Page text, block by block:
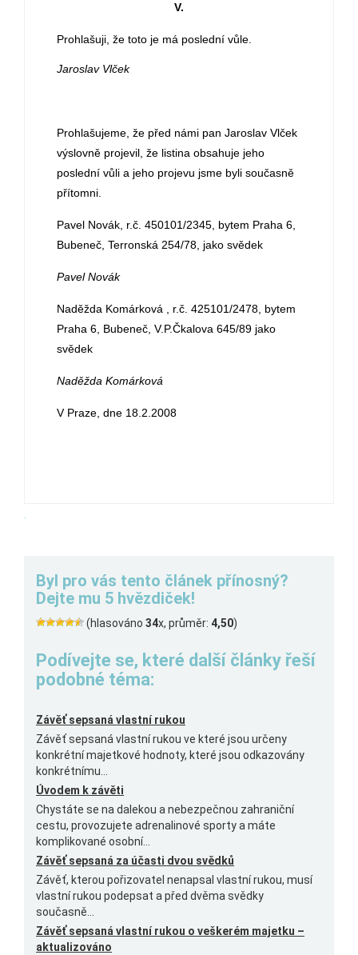
V.
Prohlašuji, že toto je má poslední vůle.
Jaroslav Vlček
Prohlašujeme, že před námi pan Jaroslav Vlček
výslovně projevil, že listina obsahuje jeho
poslední vůli a jeho projevu jsme byli současně
přítomni.
Pavel Novák, r.č. 450101/2345, bytem Praha 6,
Bubeneč, Terronská 254/78, jako svědek
Pavel Novák
Naděžda Komárková , r.č. 425101/2478, bytem
Praha 6, Bubeneč, V.P.Čkalova 645/89 jako
svědek
Naděžda Komárková
V Praze, dne 18.2.2008
.
Byl pro vás tento článek přínosný?
Dejte mu 5 hvězdiček!
(hlasováno 34x, průměr: 4,50)
Podívejte se, které další články řeší
podobné téma:
Závěť sepsaná vlastní rukou
Závěť sepsaná vlastní rukou ve které jsou určeny
konkrétní majetkové hodnoty, které jsou odkazovány
konkrétnímu...
Úvodem k závěti
Chystáte se na dalekou a nebezpečnou zahraniční
cestu, provozujete adrenalinové sporty a máte
komplikované osobní...
Závěť sepsaná za účasti dvou svědků
Závěť, kterou pořizovatel nenapsal vlastní rukou, musí
vlastní rukou podepsat a před dvěma svědky
současně...
Závěť sepsaná vlastní rukou o veškerém majetku –
aktualizováno